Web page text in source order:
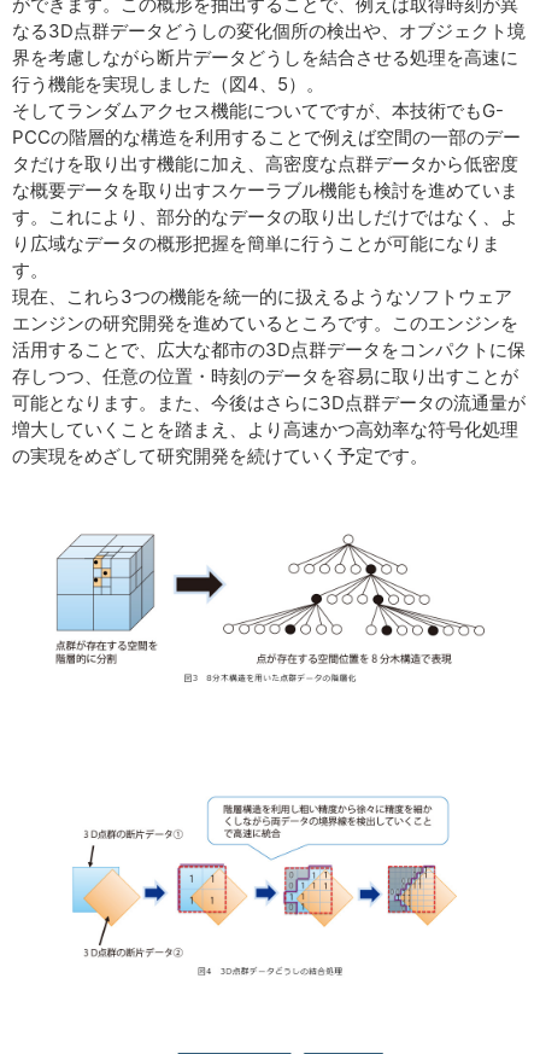
なる3D点群データどうしの変化個所の検出や、オブジェクト境
界を考慮しながら断片データどうしを結合させる処理を高速に
行う機能を実現しました（図4、5）。
そしてランダムアクセス機能についてですが、本技術でもG-
PCCの階層的な構造を利用することで例えば空間の一部のデー
タだけを取り出す機能に加え、高密度な点群データから低密度
な概要データを取り出すスケーラブル機能も検討を進めていま
す。これにより、部分的なデータの取り出しだけではなく、よ
り広域なデータの概形把握を簡単に行うことが可能になりま
す。
現在、これら3つの機能を統一的に扱えるようなソフトウェア
エンジンの研究開発を進めているところです。このエンジンを
活用することで、広大な都市の3D点群データをコンパクトに保
存しつつ、任意の位置・時刻のデータを容易に取り出すことが
可能となります。また、今後はさらに3D点群データの流通量が
増大していくことを踏まえ、より高速かつ高効率な符号化処理
の実現をめざして研究開発を続けていく予定です。